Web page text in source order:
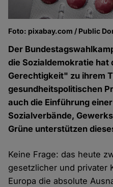
Foto: pixabay.com / Public
Der
die Sozialdemokratie hat
Gerechtigkeit" zu ihrem
gesundheitspolitischen
auch die Einführung
Sozialverbände,
Grüne unterstützen
Keine Frage: das heute
gesetzlicher und privater
Europa die absolute